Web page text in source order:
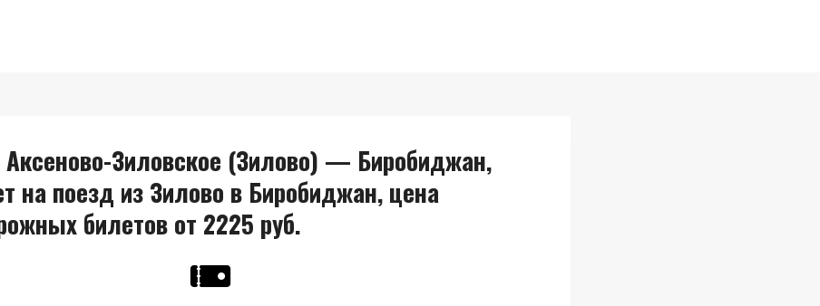
Зиловское (Зилово) — Биробиджан,
на поезд из Зилово в Биробиджан, цена
билетов от 2225 руб.